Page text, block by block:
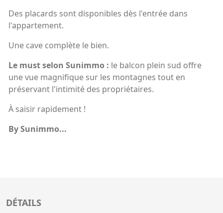
Des placards sont disponibles dès l'entrée dans
l'appartement.
Une cave complète le bien.
Le must selon Sunimmo : le balcon plein sud offre
une vue magnifique sur les montagnes tout en
préservant l'intimité des propriétaires.
À saisir rapidement !
By Sunimmo...
DÉTAILS